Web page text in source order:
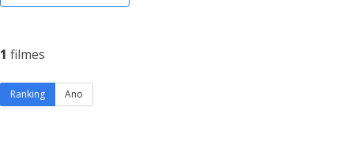
1 filmes
Ranking Ano